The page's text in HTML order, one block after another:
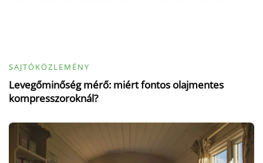
SAJTÓKÖZLEMÉNY
Levegőminőség mérő: miért fontos olajmentes
kompresszoroknál?